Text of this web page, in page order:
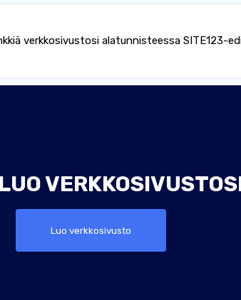
verkkosivustosi alatunnisteessa SITE123-
Luo verkkosivusto